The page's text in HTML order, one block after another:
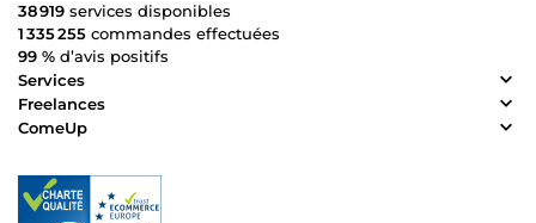
38 919 services disponibles
1 335 255 commandes effectuées
99 % d’avis positifs
Services
Freelances
ComeUp